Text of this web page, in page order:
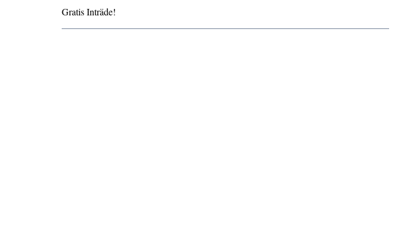
Gratis Inträde!